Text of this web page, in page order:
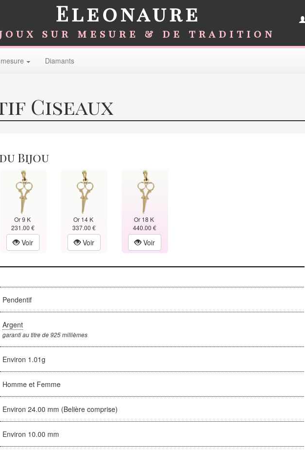
Eleonaure
sur mesure & de tradition
Diamants
Ciseaux
Bijou
Or 9 K
231.00 €
Voir
Or 14 K
337.00 €
Voir
Or 18 K
440.00 €
Voir
Pendentif
Argent
garanti au titre de 925 millièmes
Environ 1.01g
Homme et Femme
Environ 24.00 mm (Belière comprise)
Environ 10.00 mm